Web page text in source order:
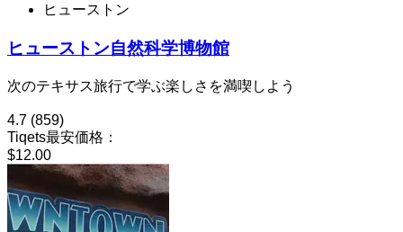
ヒューストン
ヒューストン自然科学博物館
次のテキサス旅行で学ぶ楽しさを満喫しよう
4.7 (859)
Tiqets最安価格：
$12.00